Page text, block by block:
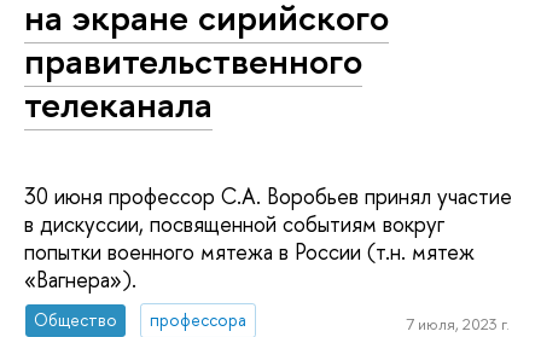
на экране сирийского
правительственного
телеканала
30 июня профессор С.А. Воробьев принял участие
в дискуссии, посвященной событиям вокруг
попытки военного мятежа в России (т.н. мятеж
«Вагнера»).
Общество профессора 7 июля, 2023 г.